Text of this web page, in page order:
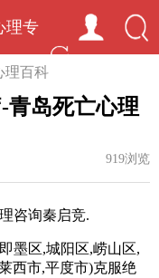
理专
理百科
青岛死亡心理
919浏览
咨询秦启竞.
墨区,城阳区,崂山区,
西市,平度市)克服绝